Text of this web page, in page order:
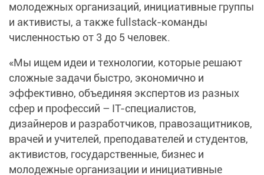
молодежных организаций, инициативные группы
и активисты, а также fullstack-команды
численностью от 3 до 5 человек.
«Мы ищем идеи и технологии, которые решают
сложные задачи быстро, экономично и
эффективно, объединяя экспертов из разных
сфер и профессий – IT-специалистов,
дизайнеров и разработчиков, правозащитников,
врачей и учителей, преподавателей и студентов,
активистов, государственные, бизнес и
молодежные организации и инициативные